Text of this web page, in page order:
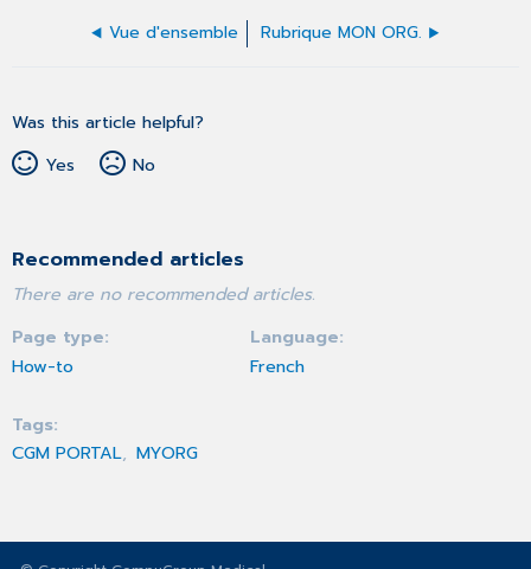
Vue d'ensemble Rubrique MON ORG.
Was this article helpful?
Yes
No
Recommended articles
There are no recommended articles.
Page type
How-to
Language
French
Tags
CGM PORTAL MYORG